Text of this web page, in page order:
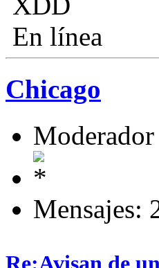
En línea
Chicago
Mensajes:
Re:Avisan de